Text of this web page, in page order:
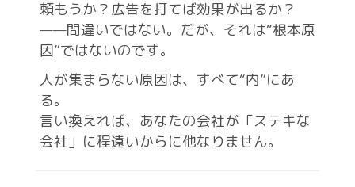
頼もうか？広告を打てば効果が出るか？
——間違いではない。だが、それは“根本原
因”ではないのです。
人が集まらない原因は、すべて“内”にあ
る。
言い換えれば、あなたの会社が「ステキな
会社」に程遠いからに他なりません。